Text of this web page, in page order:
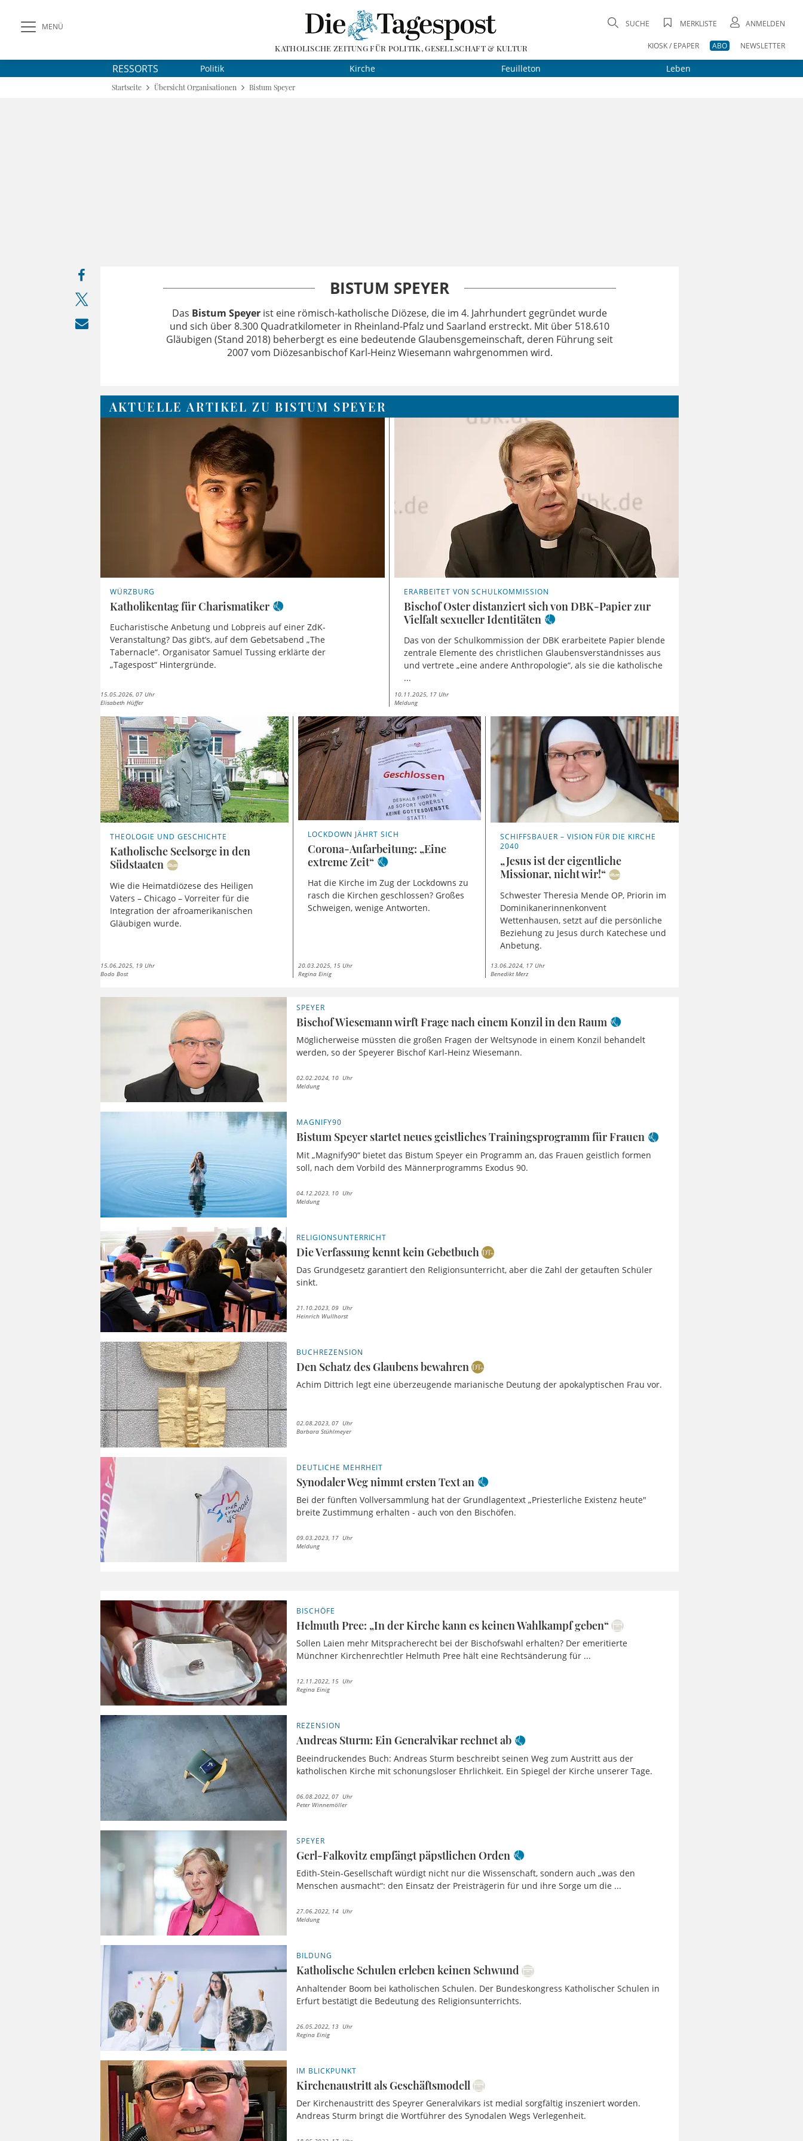
MENÜ
KATHOLISCHE ZEITUNG FÜR POLITIK, GESELLSCHAFT & KULTUR
SUCHE MERKLISTE ANMELDEN
KIOSK / EPAPER ABO NEWSLETTER
RESSORTS Politik Kirche Feuilleton Leben
Startseite Übersicht Organisationen Bistum Speyer
BISTUM SPEYER
Das Bistum Speyer ist eine römisch-katholische Diözese, die im 4. Jahrhundert gegründet wurde
und sich über 8.300 Quadratkilometer in Rheinland-Pfalz und Saarland erstreckt. Mit über 518.610
Gläubigen (Stand 2018) beherbergt es eine bedeutende Glaubensgemeinschaft, deren Führung seit
2007 vom Diözesanbischof Karl-Heinz Wiesemann wahrgenommen wird.
AKTUELLE ARTIKEL ZU BISTUM SPEYER
WÜRZBURG
Katholikentag für Charismatiker
Eucharistische Anbetung und Lobpreis auf einer ZdK-
Veranstaltung? Das gibt’s, auf dem Gebetsabend „The
Tabernacle“. Organisator Samuel Tussing erklärte der
„Tagespost“ Hintergründe.
15.05.2026, 07 Uhr
Elisabeth Hüffer
ERARBEITET VON SCHULKOMMISSION
Bischof Oster distanziert sich von DBK-Papier zur
Vielfalt sexueller Identitäten
Das von der Schulkommission der DBK erarbeitete Papier blende
zentrale Elemente des christlichen Glaubensverständnisses aus
und vertrete „eine andere Anthropologie“, als sie die katholische
...
10.11.2025, 17 Uhr
Meldung
THEOLOGIE UND GESCHICHTE
Katholische Seelsorge in den
Südstaaten
Wie die Heimatdiözese des Heiligen
Vaters – Chicago – Vorreiter für die
Integration der afroamerikanischen
Gläubigen wurde.
15.06.2025, 19 Uhr
Bodo Bost
LOCKDOWN JÄHRT SICH
Corona-Aufarbeitung: „Eine
extreme Zeit“
Hat die Kirche im Zug der Lockdowns zu
rasch die Kirchen geschlossen? Großes
Schweigen, wenige Antworten.
20.03.2025, 15 Uhr
Regina Einig
SCHIFFSBAUER – VISION FÜR DIE KIRCHE
2040
„Jesus ist der eigentliche
Missionar, nicht wir!“
Schwester Theresia Mende OP, Priorin im
Dominikanerinnenkonvent
Wettenhausen, setzt auf die persönliche
Beziehung zu Jesus durch Katechese und
Anbetung.
13.06.2024, 17 Uhr
Benedikt Merz
SPEYER
Bischof Wiesemann wirft Frage nach einem Konzil in den Raum
Möglicherweise müssten die großen Fragen der Weltsynode in einem Konzil behandelt
werden, so der Speyerer Bischof Karl-Heinz Wiesemann.
02.02.2024, 10 Uhr
Meldung
MAGNIFY90
Bistum Speyer startet neues geistliches Trainingsprogramm für Frauen
Mit „Magnify90“ bietet das Bistum Speyer ein Programm an, das Frauen geistlich formen
soll, nach dem Vorbild des Männerprogramms Exodus 90.
04.12.2023, 10 Uhr
Meldung
RELIGIONSUNTERRICHT
Die Verfassung kennt kein Gebetbuch
Das Grundgesetz garantiert den Religionsunterricht, aber die Zahl der getauften Schüler
sinkt.
21.10.2023, 09 Uhr
Heinrich Wullhorst
BUCHREZENSION
Den Schatz des Glaubens bewahren
Achim Dittrich legt eine überzeugende marianische Deutung der apokalyptischen Frau vor.
02.08.2023, 07 Uhr
Barbara Stühlmeyer
DEUTLICHE MEHRHEIT
Synodaler Weg nimmt ersten Text an
Bei der fünften Vollversammlung hat der Grundlagentext „Priesterliche Existenz heute"
breite Zustimmung erhalten - auch von den Bischöfen.
09.03.2023, 17 Uhr
Meldung
BISCHÖFE
Helmuth Pree: „In der Kirche kann es keinen Wahlkampf geben“
Sollen Laien mehr Mitspracherecht bei der Bischofswahl erhalten? Der emeritierte
Münchner Kirchenrechtler Helmuth Pree hält eine Rechtsänderung für ...
12.11.2022, 15 Uhr
Regina Einig
REZENSION
Andreas Sturm: Ein Generalvikar rechnet ab
Beeindruckendes Buch: Andreas Sturm beschreibt seinen Weg zum Austritt aus der
katholischen Kirche mit schonungsloser Ehrlichkeit. Ein Spiegel der Kirche unserer Tage.
06.08.2022, 07 Uhr
Peter Winnemöller
SPEYER
Gerl-Falkovitz empfängt päpstlichen Orden
Edith-Stein-Gesellschaft würdigt nicht nur die Wissenschaft, sondern auch „was den
Menschen ausmacht“: den Einsatz der Preisträgerin für und ihre Sorge um die ...
27.06.2022, 14 Uhr
Meldung
BILDUNG
Katholische Schulen erleben keinen Schwund
Anhaltender Boom bei katholischen Schulen. Der Bundeskongress Katholischer Schulen in
Erfurt bestätigt die Bedeutung des Religionsunterrichts.
26.05.2022, 13 Uhr
Regina Einig
IM BLICKPUNKT
Kirchenaustritt als Geschäftsmodell
Der Kirchenaustritt des Speyrer Generalvikars ist medial sorgfältig inszeniert worden.
Andreas Sturm bringt die Wortführer des Synodalen Wegs Verlegenheit.